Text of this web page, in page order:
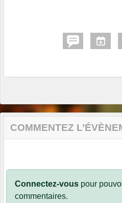
COMMENTEZ
Connectez-vous pour
commentaires.